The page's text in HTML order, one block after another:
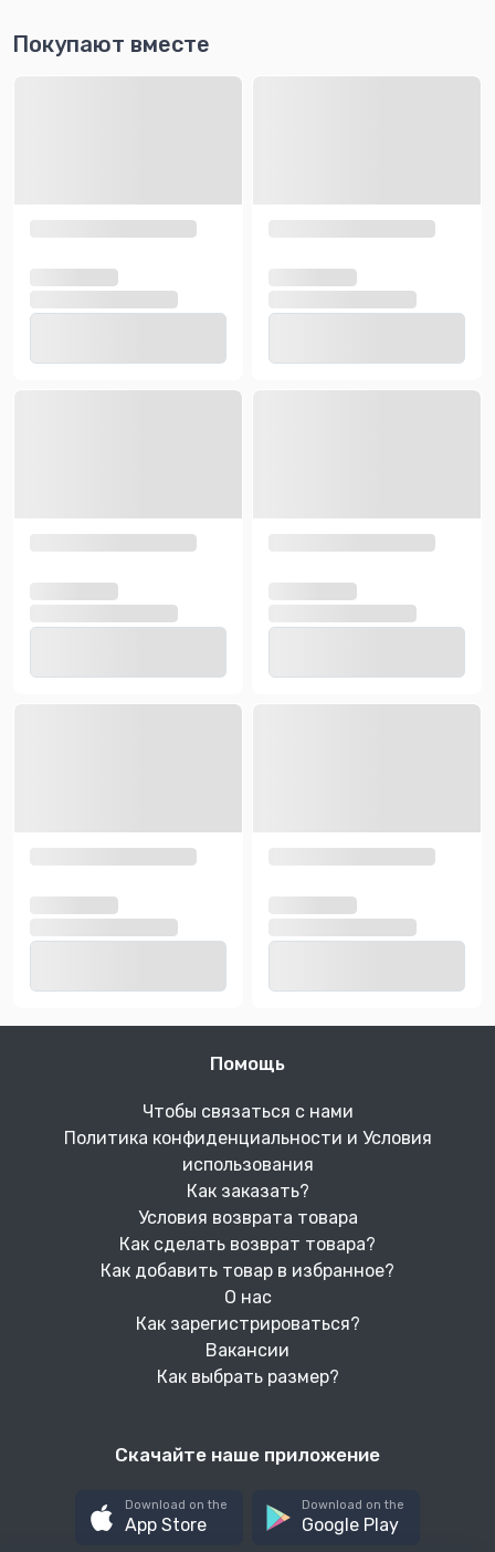
Покупают вместе
Помощь
Чтобы связаться с нами
Политика конфиденциальности и Условия
использования
Как заказать?
Условия возврата товара
Как сделать возврат товара?
Как добавить товар в избранное?
О нас
Как зарегистрироваться?
Вакансии
Как выбрать размер?
Скачайте наше приложение
Download on the
App Store
Download on the
Google Play